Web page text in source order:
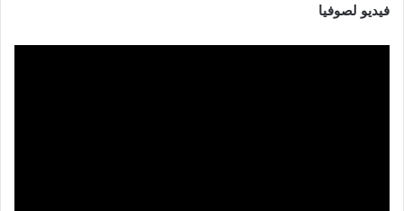
فيديو لصوفيا